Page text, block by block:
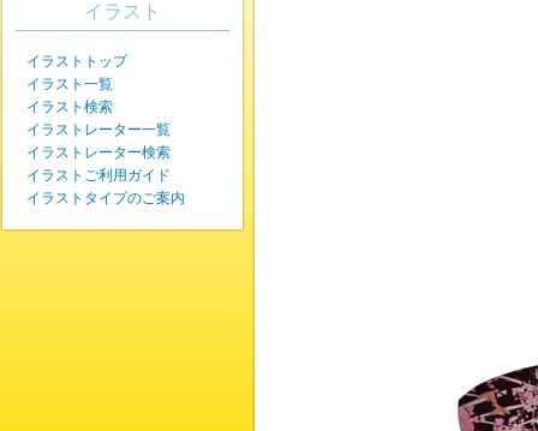
イラスト
イラストトップ
イラスト一覧
イラスト検索
イラストレーター一覧
イラストレーター検索
イラストご利用ガイド
イラストタイプのご案内